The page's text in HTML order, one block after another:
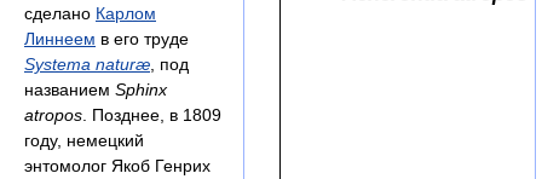
сделано Карлом
Линнеем в его труде
Systema naturæ, под
названием Sphinx
atropos. Позднее, в 1809
году, немецкий
энтомолог Якоб Генрих